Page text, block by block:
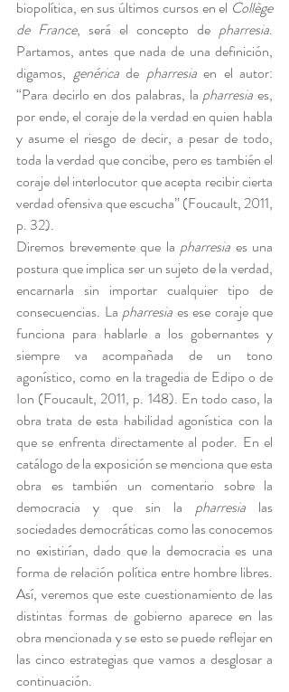
biopolítica, en sus últimos cursos en el Collège
de France, será el concepto de pharresia.
Partamos, antes que nada de una definición,
digamos, genérica de pharresia en el autor:
“Para decirlo en dos palabras, la pharresia es,
por ende, el coraje de la verdad en quien habla
y asume el riesgo de decir, a pesar de todo,
toda la verdad que concibe, pero es también el
coraje del interlocutor que acepta recibir cierta
verdad ofensiva que escucha” (Foucault, 2011,
p. 32).
Diremos brevemente que la pharresia es una
postura que implica ser un sujeto de la verdad,
encarnarla sin importar cualquier tipo de
consecuencias. La pharresia es ese coraje que
funciona para hablarle a los gobernantes y
siempre va acompañada de un tono
agonístico, como en la tragedia de Edipo o de
Ion (Foucault, 2011, p. 148). En todo caso, la
obra trata de esta habilidad agonística con la
que se enfrenta directamente al poder. En el
catálogo de la exposición se menciona que esta
obra es también un comentario sobre la
democracia y que sin la pharresia las
sociedades democráticas como las conocemos
no existirían, dado que la democracia es una
forma de relación política entre hombre libres.
Así, veremos que este cuestionamiento de las
distintas formas de gobierno aparece en las
obra mencionada y se esto se puede reflejar en
las cinco estrategias que vamos a desglosar a
continuación.